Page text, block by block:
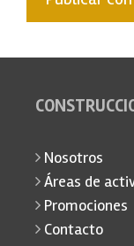
Nosotros
Áreas de
Promociones
Contacto